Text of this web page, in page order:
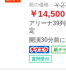
前の価格： ￥
￥14,500
アリーナ39
定
開演30分前
紙チ
質問受付